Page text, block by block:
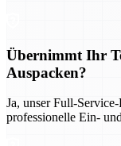
Übernimmt Ihr
Auspacken?
Ja, unser Full-
professionelle Ein-